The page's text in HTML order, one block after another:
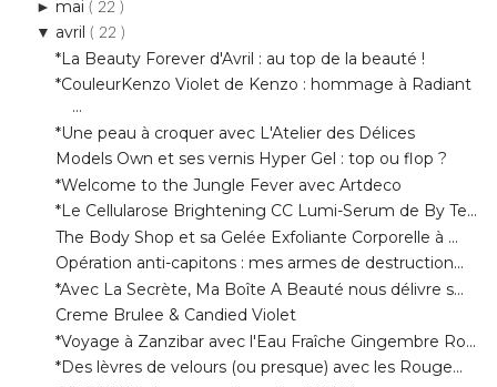
*CouleurKenzo Violet de Kenzo : hommage à Radiant
...
*Une peau à croquer avec L'Atelier des Délices
Models Own et ses vernis Hyper Gel : top ou flop ?
*Welcome to the Jungle Fever avec Artdeco
*Le Cellularose Brightening CC Lumi-Serum de By Te...
The Body Shop et sa Gelée Exfoliante Corporelle à ...
Opération anti-capitons : mes armes de destruction...
*Avec La Secrète, Ma Boîte A Beauté nous délivre s...
Creme Brulee & Candied Violet
*Voyage à Zanzibar avec l'Eau Fraîche Gingembre Ro...
*Des lèvres de velours (ou presque) avec les Rouge...
GIVEAWAY : joyeux anniversaire MIXA !
*La Crème de Too Faced : la crème des rouges à lèvres
*De jolies boucles toute en douceur avec Toni & Guy